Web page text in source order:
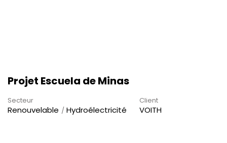
Projet Escuela de Minas
Secteur
Renouvelable Hydroélectricité
Client
VOITH